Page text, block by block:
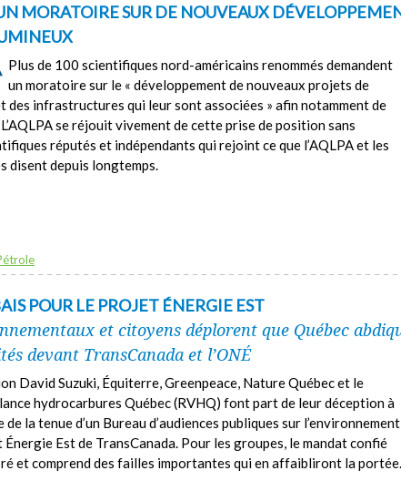
MORATOIRE SUR DE NOUVEAUX
Plus de 100 scientifiques nord-américains renommés demandent
un moratoire sur le « développement de nouveaux projets de
des infrastructures qui leur sont associées » afin notamment de
se réjouit vivement de cette prise de position sans
réputés et indépendants qui rejoint ce que l’AQLPA et les
disent depuis longtemps.
POUR LE PROJET ÉNERGIE EST
et citoyens déplorent que Québec
devant TransCanada et l’ONÉ
David Suzuki, Équiterre, Greenpeace, Nature Québec et le
hydrocarbures Québec (RVHQ) font part de leur déception à
de la tenue d’un Bureau d’audiences publiques sur l’environnement
Est de TransCanada. Pour les groupes, le mandat confié
et comprend des failles importantes qui en affaibliront la portée.